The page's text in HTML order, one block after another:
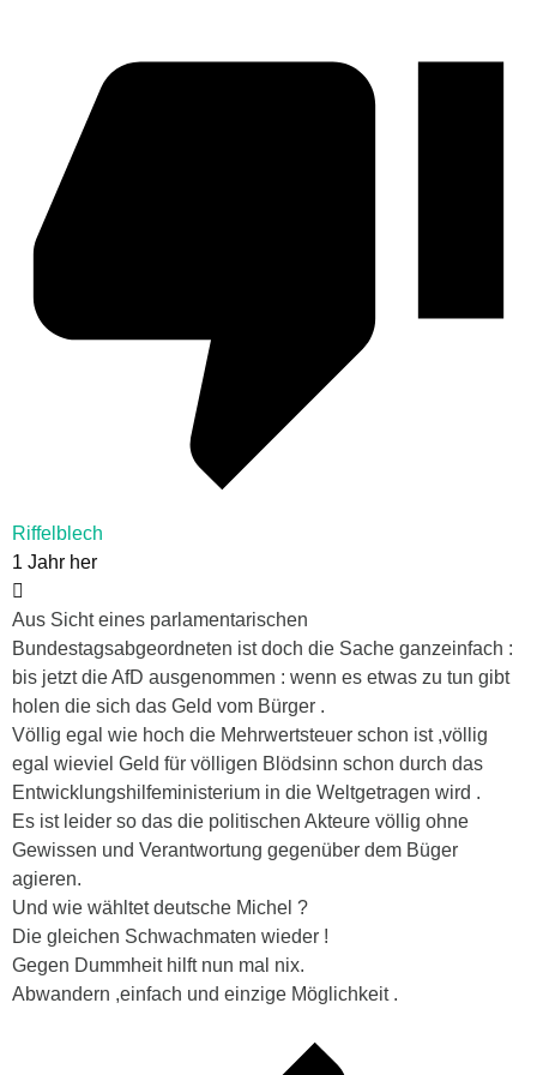
Riffelblech
1 Jahr her
Aus Sicht eines parlamentarischen
Bundestagsabgeordneten ist doch die Sache ganzeinfach :
bis jetzt die AfD ausgenommen : wenn es etwas zu tun gibt
holen die sich das Geld vom Bürger .
Völlig egal wie hoch die Mehrwertsteuer schon ist ,völlig
egal wieviel Geld für völligen Blödsinn schon durch das
Entwicklungshilfeministerium in die Weltgetragen wird .
Es ist leider so das die politischen Akteure völlig ohne
Gewissen und Verantwortung gegenüber dem Büger
agieren.
Und wie wähltet deutsche Michel ?
Die gleichen Schwachmaten wieder !
Gegen Dummheit hilft nun mal nix.
Abwandern ,einfach und einzige Möglichkeit .